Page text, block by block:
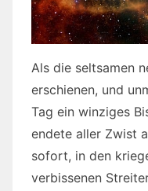
Als die seltsamen
erschienen, und
Tag ein winziges
endete aller Zwist
sofort, in den
verbissenen